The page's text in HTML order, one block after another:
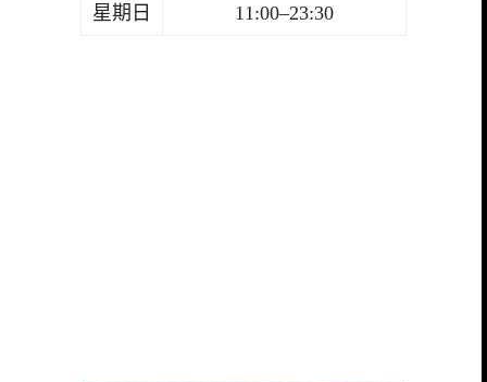
星期日
11:00–23:30